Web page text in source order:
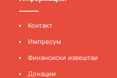
Контакт
Импресум
Финансиски извештаи
Донации